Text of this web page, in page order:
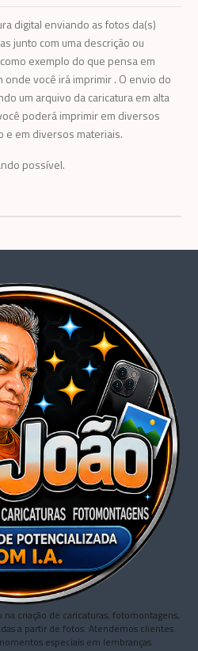
digital enviando as fotos da(s)
junto com uma descrição ou
exemplo do que pensa em
onde você irá imprimir . O envio do
um arquivo da caricatura em alta
poderá imprimir em diversos
e em diversos materiais.
possível.
na criação de caricaturas, fotomontagens,
a partir de fotos. Atendemos clientes
especiais em lembranças